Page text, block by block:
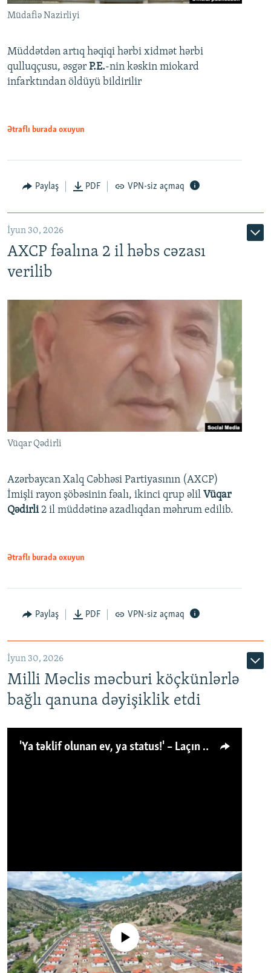
Müdafiə Nazirliyi
Müddətdən artıq həqiqi hərbi xidmət hərbi
qulluqçusu, əsgər P.E.-nin kəskin miokard
infarktından öldüyü bildirilir
Ətraflı burada oxuyun
Paylaş PDF VPN-siz açmaq
İyun 30, 2026
AXCP fəalına 2 il həbs cəzası
verilib
Vüqar Qədirli
Azərbaycan Xalq Cəbhəsi Partiyasının (AXCP)
İmişli rayon şöbəsinin fəalı, ikinci qrup əlil Vüqar
Qədirli2 il müddətinə azadlıqdan məhrum edilib.
Ətraflı burada oxuyun
Paylaş PDF VPN-siz açmaq
İyun 30, 2026
Milli Məclis məcburi köçkünlərlə
bağlı qanuna dəyişiklik etdi
'Ya təklif olunan ev, ya status!' – Laçın köçkünü: 'Laçından başqa heç hara!'
No media source currently available